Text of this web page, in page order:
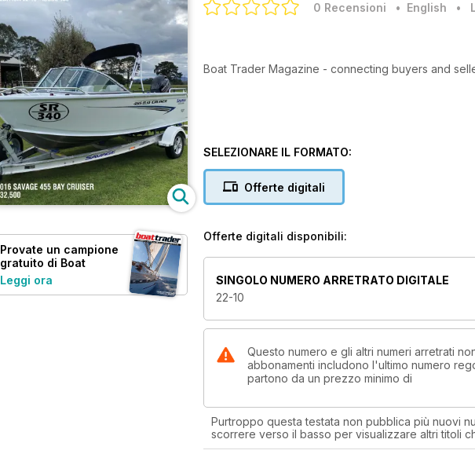
Provate un campione
gratuito di Boat
Trader Australia
Leggi ora
0 Recensioni • English •
Boat Trader Magazine - connecting buyers and
SELEZIONARE IL FORMATO:
Offerte digitali
Offerte digitali disponibili:
SINGOLO NUMERO ARRETRATO DIGITALE
22-10
Questo numero e gli altri numeri arretrati
abbonamenti includono l'ultimo numero
partono da un prezzo minimo di
Purtroppo questa testata non pubblica più nuovi
scorrere verso il basso per visualizzare altri titoli